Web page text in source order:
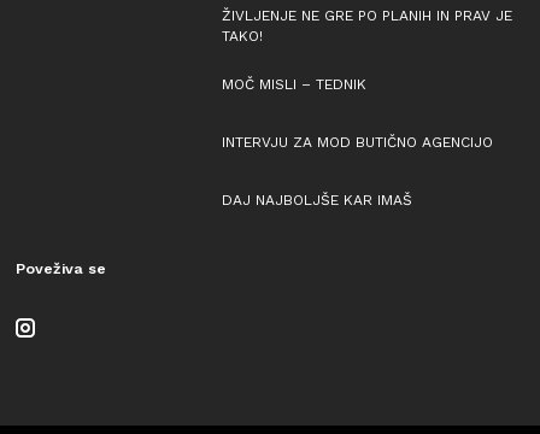
ŽIVLJENJE NE GRE PO PLANIH IN PRAV JE
TAKO!
MOČ MISLI – TEDNIK
INTERVJU ZA MOD BUTIČNO AGENCIJO
DAJ NAJBOLJŠE KAR IMAŠ
Poveživa se